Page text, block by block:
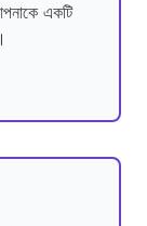
একটি